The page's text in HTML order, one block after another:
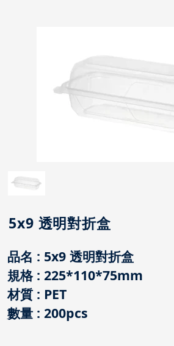
5x9 透明對折盒
品名 : 5x9 透明對折盒
規格 : 225*110*75mm
材質 : PET
數量 : 200pcs